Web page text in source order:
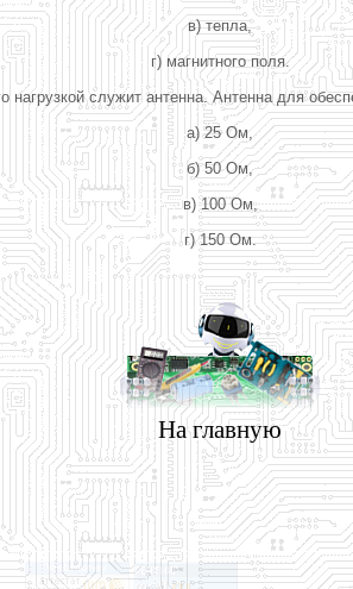
в) тепла,
г) магнитного поля.
служит антенна. Антенна для
а) 25 Ом,
б) 50 Ом,
в) 100 Ом,
г) 150 Ом.
На главную